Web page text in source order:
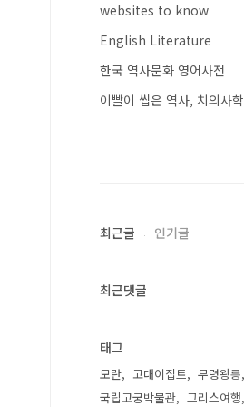
websites to know
English Literature
한국 역사문화 영어사전
이빨이 씹은 역사, 치의사학
최근글 인기글
최근댓글
태그
모란 고대이집트 무령왕릉
국립고궁박물관
그리스여행